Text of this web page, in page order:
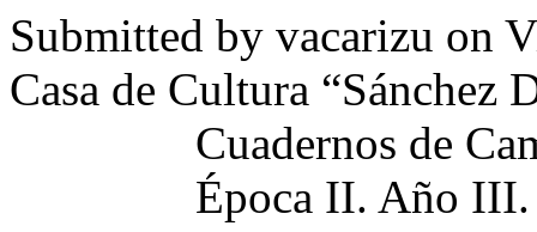
Submitted by vacarizu on
Casa de Cultura “Sánchez
Cuadernos de
Época II. Año